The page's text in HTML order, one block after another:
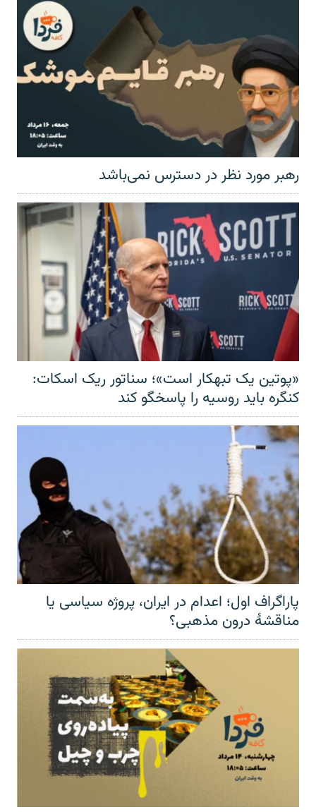
رهبر مورد نظر در دسترس نمی‌باشد
«پوتین یک تبهکار است»؛ سناتور ریک اسکات:
کنگره باید روسیه را پاسخگو کند
پاراگراف اول؛ اعدام در ایران، پروژه سیاسی یا
مناقشهٔ درون مذهبی؟